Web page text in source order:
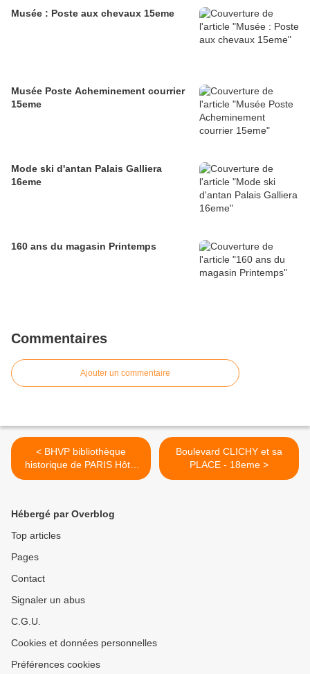
Musée : Poste aux chevaux 15eme
Musée Poste Acheminement courrier
15eme
Mode ski d'antan Palais Galliera
16eme
160 ans du magasin Printemps
Commentaires
Ajouter un commentaire
< BHVP bibliothèque
historique de PARIS Hôtel
LAMOIGNON
Boulevard CLICHY et sa
PLACE - 18eme >
Hébergé par Overblog
Top articles
Pages
Contact
Signaler un abus
C.G.U.
Cookies et données personnelles
Préférences cookies